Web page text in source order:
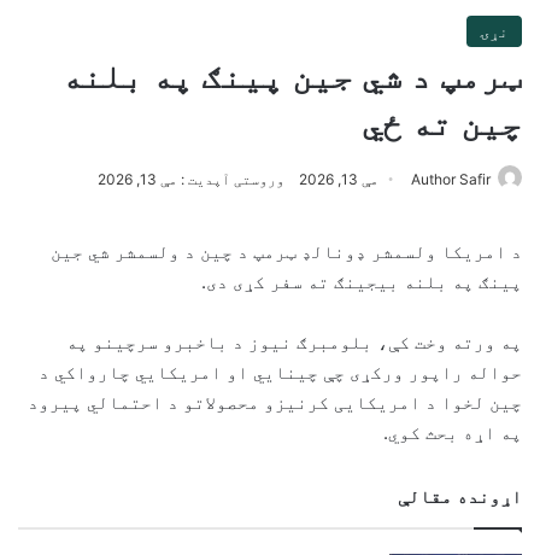
نړۍ
ټرمپ د شي جین پینګ په بلنه
چین ته ځي
Author Safir مې 13, 2026 وروستی آپدیت : مې 13, 2026
د امریکا ولسمشر ډونالډ ټرمپ د چین د ولسمشر شي جین
پینګ په بلنه بیجینګ ته سفر کړی دی.
په ورته وخت کې، بلومبرګ نیوز د باخبرو سرچینو په
حواله راپور ورکړی چې چینایي او امریکایي چارواکي د
چین لخوا د امریکایی کرنیزو محصولاتو د احتمالي پیرود
په اړه بحث کوي.
اړونده مقالې